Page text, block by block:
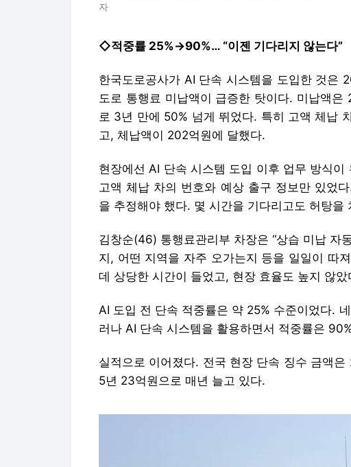
자
◇적중률 25%→90%… “이젠 기다리지 않는다”
한국도로공사가 AI 단속 시스템을 도입한 것은
도로 통행료 미납액이 급증한 탓이다. 미납액
로 3년 만에 50% 넘게 뛰었다. 특히 고액 체납
고, 체납액이 202억원에 달했다.
현장에선 AI 단속 시스템 도입 이후 업무 방식
고액 체납 차의 번호와 예상 출구 정보만 있었
을 추정해야 했다. 몇 시간을 기다리고도 허탕을
김창순(46) 통행료관리부 차장은 “상습 미납 자
지, 어떤 지역을 자주 오가는지 등을 일일이 따
데 상당한 시간이 들었고, 현장 효율도 높지 않았
AI 도입 전 단속 적중률은 약 25% 수준이었다.
러나 AI 단속 시스템을 활용하면서 적중률은
실적으로 이어졌다. 전국 현장 단속 징수 금액
5년 23억원으로 매년 늘고 있다.